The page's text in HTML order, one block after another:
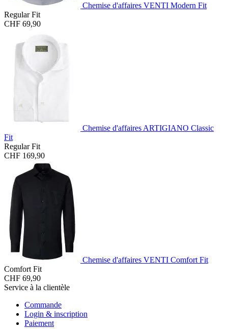
Chemise d'affaires VENTI Modern Fit
Regular Fit
CHF 69,90
Chemise d'affaires ARTIGIANO Classic
Fit
Regular Fit
CHF 169,90
Chemise d'affaires VENTI Comfort Fit
Comfort Fit
CHF 69,90
Service à la clientèle
Commande
Login & inscription
Paiement